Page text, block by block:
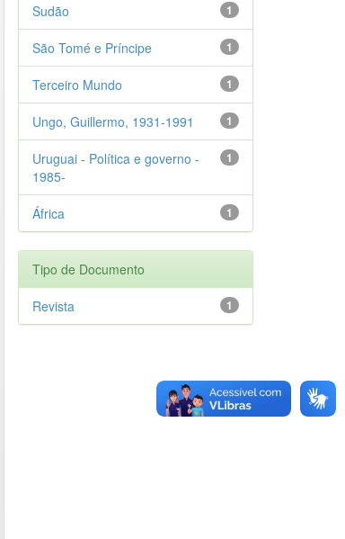
1
Sudão
1
São Tomé e Príncipe
1
Terceiro Mundo
1
Ungo, Guillermo, 1931-1991
1
Uruguai - Política e governo -
1985-
1
África
Tipo de Documento
1
Revista